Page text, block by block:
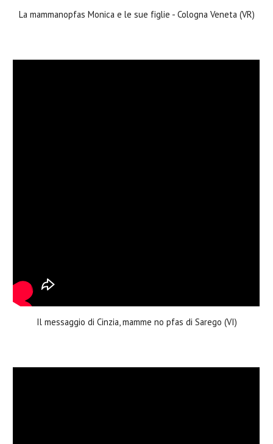
La mammanopfas Monica e le sue figlie - Cologna Veneta (VR)
Il messaggio di Cinzia, mamme no pfas di Sarego (VI)